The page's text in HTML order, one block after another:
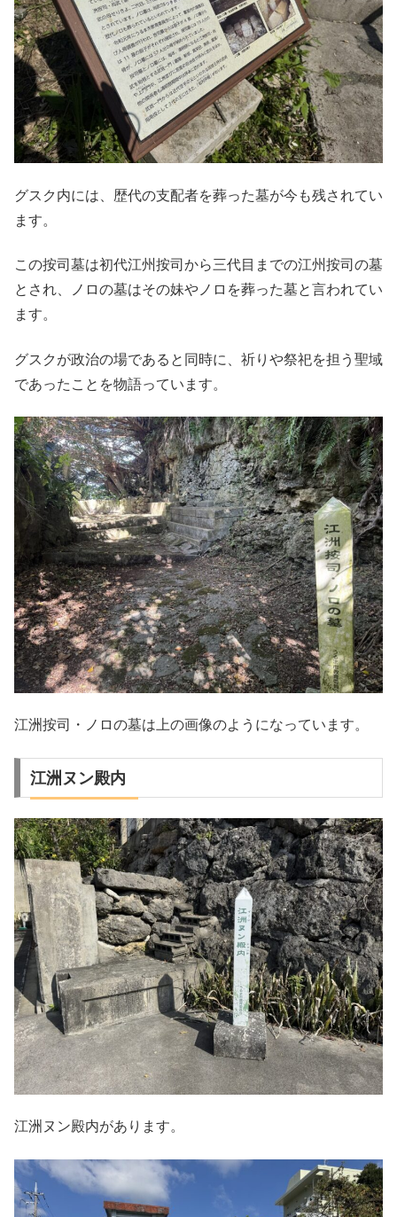
グスク内には、歴代の支配者を葬った墓が今も残されてい
ます。
この按司墓は初代江州按司から三代目までの江州按司の墓
とされ、ノロの墓はその妹やノロを葬った墓と言われてい
ます。
グスクが政治の場であると同時に、祈りや祭祀を担う聖域
であったことを物語っています。
江洲按司・ノロの墓は上の画像のようになっています。
江洲ヌン殿内
江洲ヌン殿内があります。